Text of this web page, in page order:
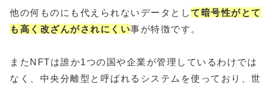
他の何ものにも代えられないデータとして暗号性がとて
も高く改ざんがされにくい事が特徴です。
またNFTは誰か1つの国や企業が管理しているわけでは
なく、中央分離型と呼ばれるシステムを使っており、世